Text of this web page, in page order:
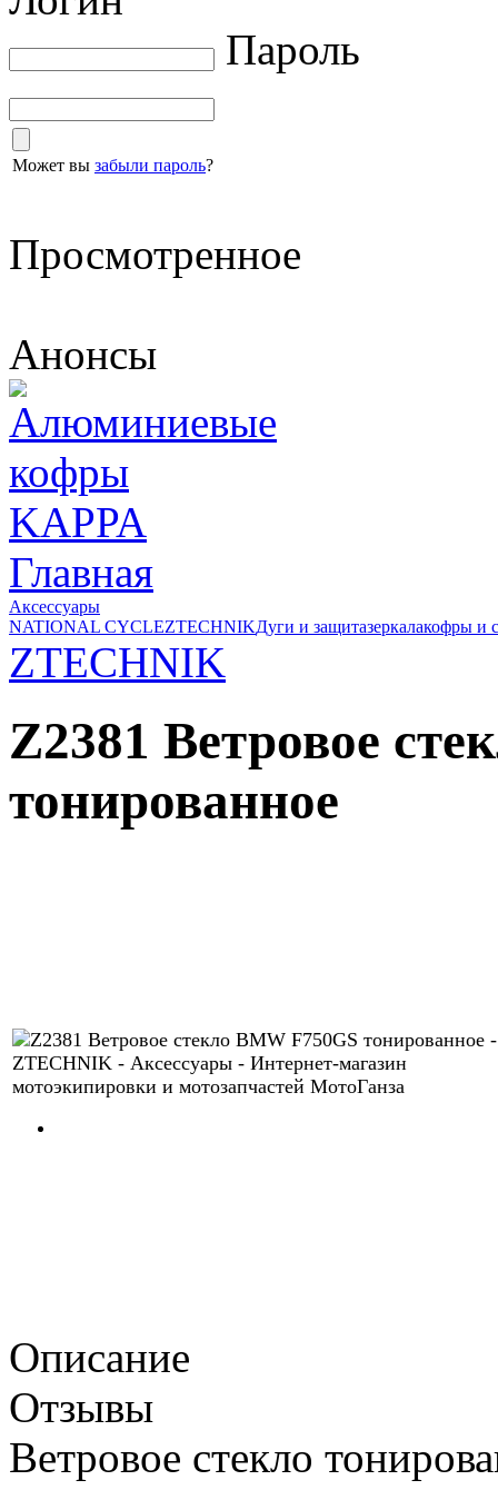
Пароль
Может вы забыли пароль?
Просмотренное
Анонсы
Главная
Аксессуары
NATIONAL CYCLEZTECHNIKДуги и защитазеркалакофры и
ZTECHNIK
Z2381 Ветровое
тонированное
Описание
Отзывы
Ветровое стекло